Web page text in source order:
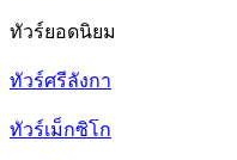
ทัวร์ยอดนิยม
ทัวร์ศรีลังกา
ทัวร์เม็กซิโก